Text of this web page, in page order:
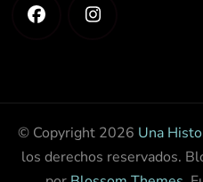
© Copyright 2026 Una
los derechos reservados.